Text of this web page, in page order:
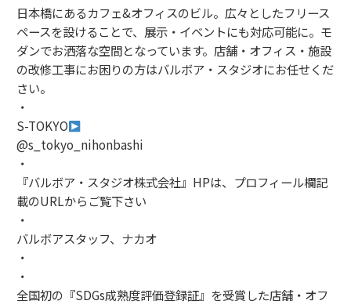
日本橋にあるカフェ&オフィスのビル。広々としたフリース
ペースを設けることで、展示・イベントにも対応可能に。モ
ダンでお洒落な空間となっています。店舗・オフィス・施設
の改修工事にお困りの方はバルボア・スタジオにお任せくだ
さい。
・
S-TOKYO
@s_tokyo_nihonbashi
・
『バルボア・スタジオ株式会社』HPは、プロフィール欄記
載のURLからご覧下さい
・
バルボアスタッフ、ナカオ
・
・
全国初の『SDGs成熟度評価登録証』を受賞した店舗・オフ